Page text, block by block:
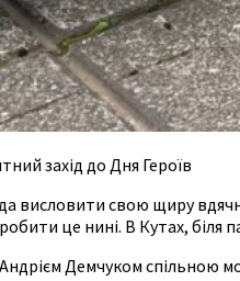
захід до Дня Героїв
висловити свою щиру
це нині. В Кутах, біля
Демчуком спільною